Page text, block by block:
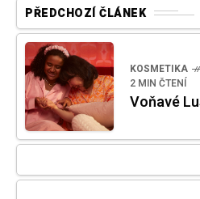
PŘEDCHOZÍ ČLÁNEK
KOSMETIKA
2 MIN ČTENÍ
Voňavé